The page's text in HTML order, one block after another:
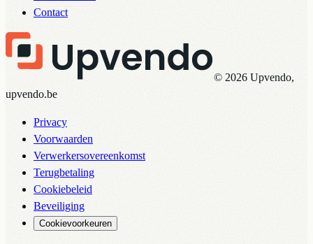
Contact
© 2026 Upvendo,
upvendo.be
Privacy
Voorwaarden
Verwerkersovereenkomst
Terugbetaling
Cookiebeleid
Beveiliging
Cookievoorkeuren